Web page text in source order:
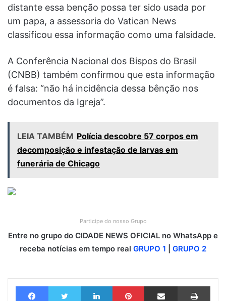
distante essa benção possa ter sido usada por
um papa, a assessoria do Vatican News
classificou essa informação como uma falsidade.
A Conferência Nacional dos Bispos do Brasil
(CNBB) também confirmou que esta informação
é falsa: “não há incidência dessa bênção nos
documentos da Igreja”.
LEIA TAMBÉM Polícia descobre 57 corpos em
decomposição e infestação de larvas em
funerária de Chicago
Participe do nosso Grupo
Entre no grupo do CIDADE NEWS OFICIAL no WhatsApp e
receba notícias em tempo real GRUPO 1 GRUPO 2
Facebook Twitter Linkedin Pinterest Compartilhar via e-mail